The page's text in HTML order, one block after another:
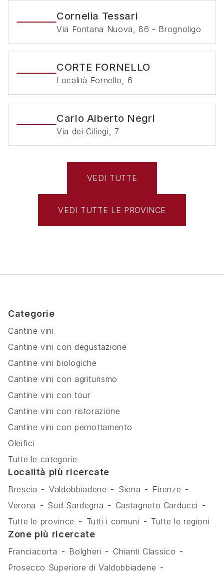
Cornelia Tessari
Via Fontana Nuova, 86 - Brognoligo
CORTE FORNELLO
Località Fornello, 6
Carlo Alberto Negri
Via dei Ciliegi, 7
VEDI TUTTE
VEDI TUTTE LE PROVINCE
Categorie
Cantine vini
Cantine vini con degustazione
Cantine vini biologiche
Cantine vini con agriturismo
Cantine vini con tour
Cantine vini con ristorazione
Cantine vini con pernottamento
Oleifici
Tutte le categorie
Località più ricercate
Brescia Valdobbiadene Siena
Firenze
Verona
Sud Sardegna
Castagneto Carducci
Tutte le province
Tutti i comuni Tutte le regioni
Zone più ricercate
Franciacorta Bolgheri
Chianti Classico
Prosecco Superiore di Valdobbiadene